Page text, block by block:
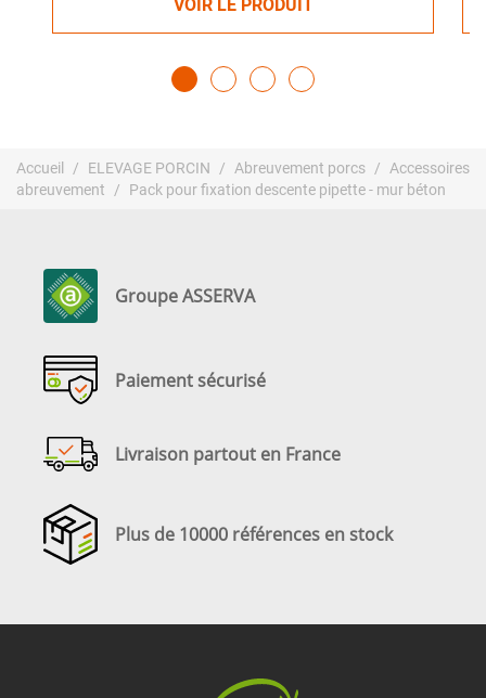
VOIR LE PRODUIT
Accueil ELEVAGE PORCIN Abreuvement porcs
Accessoires
abreuvement
Pack pour fixation descente pipette - mur béton
Groupe ASSERVA
Paiement sécurisé
Livraison partout en France
Plus de 10000 références en stock